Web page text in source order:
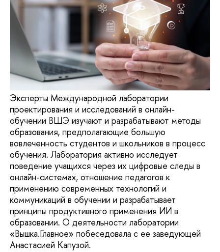
Эксперты Международной лаборатории
проектирования и исследований в онлайн-
обучении ВШЭ изучают и разрабатывают методы
образования, предполагающие большую
вовлеченность студентов и школьников в процесс
обучения. Лаборатория активно исследует
поведение учащихся через их цифровые следы в
онлайн-системах, отношение педагогов к
применению современных технологий и
коммуникаций в обучении и разрабатывает
принципы продуктивного применения ИИ в
образовании. О деятельности лаборатории
«Вышка.Главное» побеседовала с ее заведующей
Анастасией Капузой.